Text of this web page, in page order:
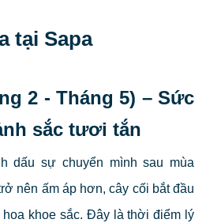
tại Sapa
2 - Tháng 5) – Sức
sắc tươi tắn
dấu sự chuyển mình sau mùa
nên ấm áp hơn, cây cối bắt đầu
khoe sắc. Đây là thời điểm lý